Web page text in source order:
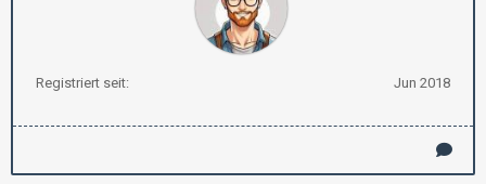
Registriert seit: Jun 2018